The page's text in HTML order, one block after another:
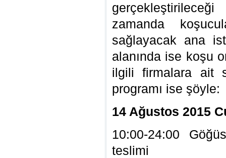
zamanda
sağlayacak ana
alanında ise koşu
ilgili firmalara ait
programı ise şöyle:
14 Ağustos 2015
10:00-24:00
teslimi